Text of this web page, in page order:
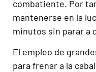
combatiente. Por
mantenerse en la
minutos sin parar a
El empleo de
para frenar a la